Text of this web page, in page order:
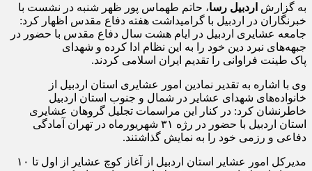
به گزارش اردبیل رسا، حاتم طهماس پور ظهر شنبه در نشست با
خبرنگاران در اردبیل با گرامیداشت هفته دفاع مقدس اظهار کرد:
جامعه عشایری اردبیل در ایام هشت سال دفاع مقدس با حضور در
جبهه‌های نبرد دین خود را به این نظام ادا کرده و شهدای
پاک طینت فراوانی را تقدیم ایران اسلامی کردند.
وی با اشاره به تقدیر نمادین امور عشایری استان اردبیل از
خانواده‌های شهدای عشایر در شمال و جنوب استان اردبیل
خاطرنشان کرد: در کنار این مراسمات تجلیل گروهان عشایری
استان اردبیل با حضور در رژه ۳۱ شهریورماه در تهران آمادگی
دفاعی و رزمی خود را به نمایش گذاشتند.
مدیرکل امور عشایر استان اردبیل از آغاز کوچ عشایر از اول تا ۱۰